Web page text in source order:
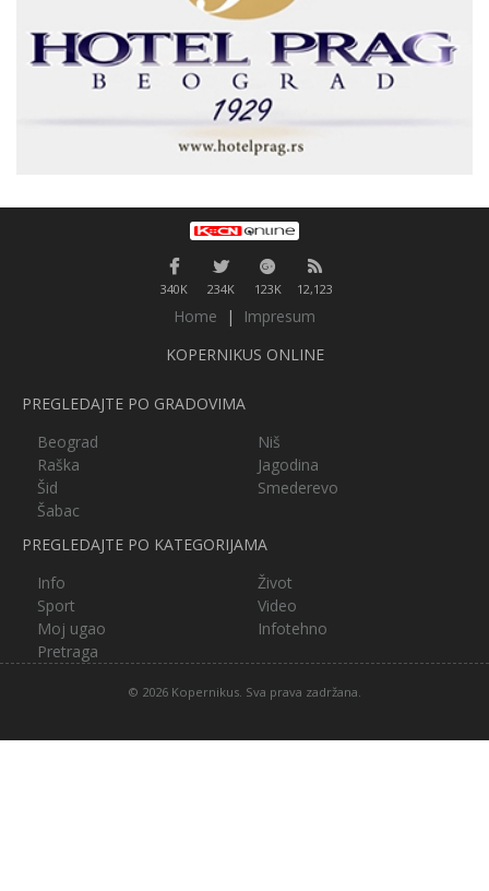
340K 234K 123K 12,123
Home |
Impresum
KOPERNIKUS ONLINE
PREGLEDAJTE PO GRADOVIMA
Beograd
Niš
Raška
Jagodina
Šid
Smederevo
Šabac
PREGLEDAJTE PO KATEGORIJAMA
Info
Život
Sport
Video
Moj ugao
Infotehno
Pretraga
© 2026 Kopernikus. Sva prava zadržana.